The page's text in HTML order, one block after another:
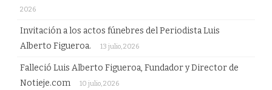
2026
Invitación a los actos fúnebres del Periodista Luis
Alberto Figueroa.
13 julio, 2026
Falleció Luis Alberto Figueroa, Fundador y Director de
Notieje.com
10 julio, 2026